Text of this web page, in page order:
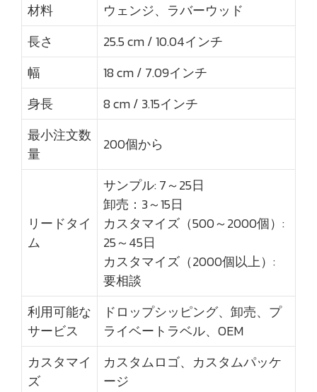
材料
ウェンジ、ラバーウッド
長さ
25.5 cm / 10.04インチ
幅
18 cm / 7.09インチ
身長
8 cm / 3.15インチ
最小注文数
量
200個から
リードタイ
ム
サンプル: 7～25日
卸売：3～15日
カスタマイズ（500～2000個）:
25～45日
カスタマイズ（2000個以上）:
要相談
利用可能な
サービス
ドロップシッピング、卸売、プ
ライベートラベル、OEM
カスタマイ
ズ
カスタムロゴ、カスタムパッケ
ージ